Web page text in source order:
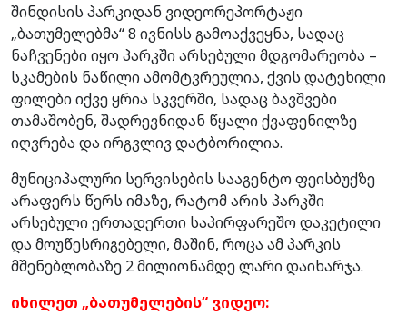
შინდისის პარკიდან ვიდეორეპორტაჟი
„ბათუმელებმა“ 8 ივნისს გამოაქვეყნა, სადაც
ნაჩვენები იყო პარკში არსებული მდგომარეობა –
სკამების ნაწილი ამომტვრეულია, ქვის დატეხილი
ფილები იქვე ყრია სკვერში, სადაც ბავშვები
თამაშობენ, შადრევნიდან წყალი ქვაფენილზე
იღვრება და ირგვლივ დატბორილია.
მუნიციპალური სერვისების სააგენტო ფეისბუქზე
არაფერს წერს იმაზე, რატომ არის პარკში
არსებული ერთადერთი საპირფარეშო დაკეტილი
და მოუწესრიგებელი, მაშინ, როცა ამ პარკის
მშენებლობაზე 2 მილიონამდე ლარი დაიხარჯა.
იხილეთ „ბათუმელების“ ვიდეო: